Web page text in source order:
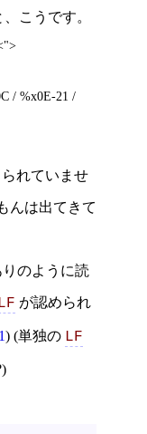
こうです。
/ %x0E-21 /
れていませ
んは出てきて
のように読
が認められ
) (単独の LF